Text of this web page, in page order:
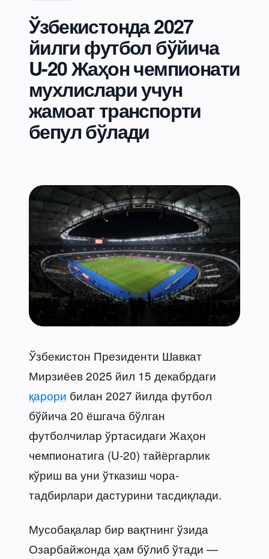
Ўзбекистонда 2027
йилги футбол бўйича
U-20 Жаҳон чемпионати
мухлислари учун
жамоат транспорти
бепул бўлади
Ўзбекистон Президенти Шавкат
Мирзиёев 2025 йил 15 декабрдаги
қарори билан 2027 йилда футбол
бўйича 20 ёшгача бўлган
футболчилар ўртасидаги Жаҳон
чемпионатига (U-20) тайёргарлик
кўриш ва уни ўтказиш чора-
тадбирлари дастурини тасдиқлади.
Мусобақалар бир вақтнинг ўзида
Озарбайжонда ҳам бўлиб ўтади —